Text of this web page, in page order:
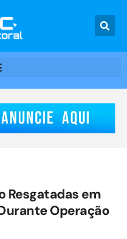
Resgatadas em
Operação